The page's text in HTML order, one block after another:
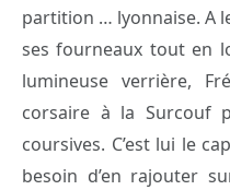
partition … lyonnaise. A
ses fourneaux tout en
lumineuse verrière,
corsaire à la Surcouf
coursives. C’est lui le
besoin d’en rajouter